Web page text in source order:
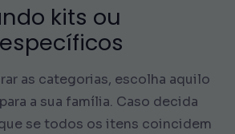
kits ou
as categorias, escolha aquilo
a sua família. Caso decida
se todos os itens coincidem